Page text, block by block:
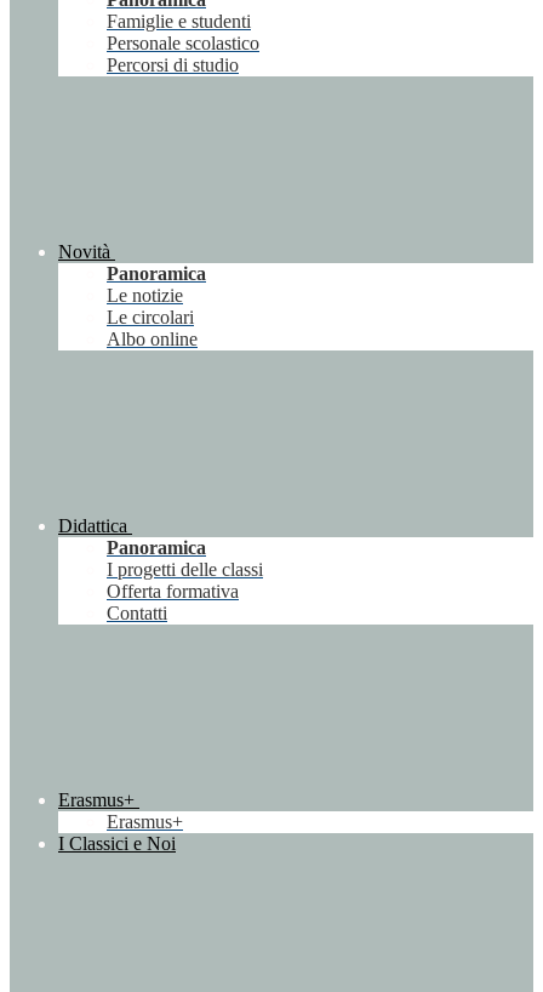
Famiglie e studenti
Personale scolastico
Percorsi di studio
Novità
Panoramica
Le notizie
Le circolari
Albo online
Didattica
Panoramica
I progetti delle classi
Offerta formativa
Contatti
Erasmus+
Erasmus+
I Classici e Noi